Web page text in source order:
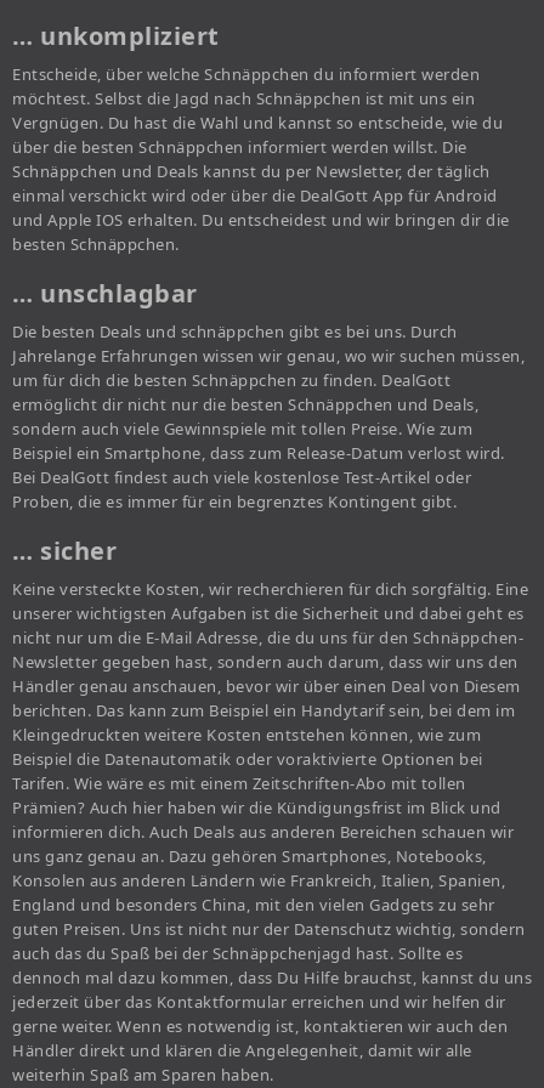
… unkompliziert
Entscheide, über welche Schnäppchen du informiert werden
möchtest. Selbst die Jagd nach Schnäppchen ist mit uns ein
Vergnügen. Du hast die Wahl und kannst so entscheide, wie du
über die besten Schnäppchen informiert werden willst. Die
Schnäppchen und Deals kannst du per Newsletter, der täglich
einmal verschickt wird oder über die DealGott App für Android
und Apple IOS erhalten. Du entscheidest und wir bringen dir die
besten Schnäppchen.
… unschlagbar
Die besten Deals und schnäppchen gibt es bei uns. Durch
Jahrelange Erfahrungen wissen wir genau, wo wir suchen müssen,
um für dich die besten Schnäppchen zu finden. DealGott
ermöglicht dir nicht nur die besten Schnäppchen und Deals,
sondern auch viele Gewinnspiele mit tollen Preise. Wie zum
Beispiel ein Smartphone, dass zum Release-Datum verlost wird.
Bei DealGott findest auch viele kostenlose Test-Artikel oder
Proben, die es immer für ein begrenztes Kontingent gibt.
… sicher
Keine versteckte Kosten, wir recherchieren für dich sorgfältig. Eine
unserer wichtigsten Aufgaben ist die Sicherheit und dabei geht es
nicht nur um die E-Mail Adresse, die du uns für den Schnäppchen-
Newsletter gegeben hast, sondern auch darum, dass wir uns den
Händler genau anschauen, bevor wir über einen Deal von Diesem
berichten. Das kann zum Beispiel ein Handytarif sein, bei dem im
Kleingedruckten weitere Kosten entstehen können, wie zum
Beispiel die Datenautomatik oder voraktivierte Optionen bei
Tarifen. Wie wäre es mit einem Zeitschriften-Abo mit tollen
Prämien? Auch hier haben wir die Kündigungsfrist im Blick und
informieren dich. Auch Deals aus anderen Bereichen schauen wir
uns ganz genau an. Dazu gehören Smartphones, Notebooks,
Konsolen aus anderen Ländern wie Frankreich, Italien, Spanien,
England und besonders China, mit den vielen Gadgets zu sehr
guten Preisen. Uns ist nicht nur der Datenschutz wichtig, sondern
auch das du Spaß bei der Schnäppchenjagd hast. Sollte es
dennoch mal dazu kommen, dass Du Hilfe brauchst, kannst du uns
jederzeit über das Kontaktformular erreichen und wir helfen dir
gerne weiter. Wenn es notwendig ist, kontaktieren wir auch den
Händler direkt und klären die Angelegenheit, damit wir alle
weiterhin Spaß am Sparen haben.